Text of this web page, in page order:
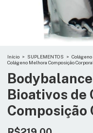
Início > SUPLEMENTOS > Colágeno
Colágeno Melhora Composição Corporal
Bioativos de
Composição